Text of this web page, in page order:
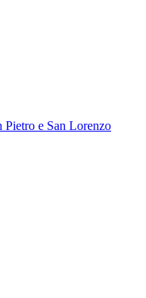
Pietro e San Lorenzo